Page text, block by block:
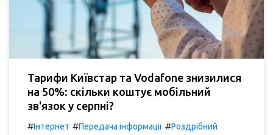
Тарифи Київстар та Vodafone знизилися
на 50%: скільки коштує мобільний
зв'язок у серпні?
#Інтернет #Передача інформації #Роздрібний